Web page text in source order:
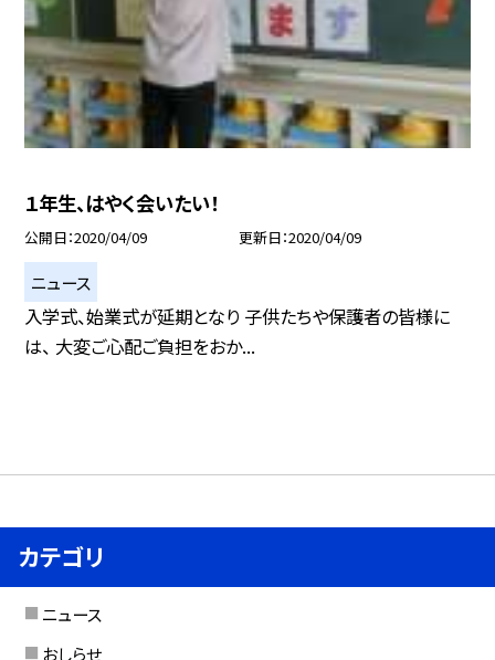
１年生、はやく会いたい！
公開日 2020/04/09 更新日 2020/04/09
ニュース
入学式、始業式が延期となり 子供たちや保護者の皆様に
は、 大変ご心配ご負担をおか...
カテゴリ
ニュース
おしらせ